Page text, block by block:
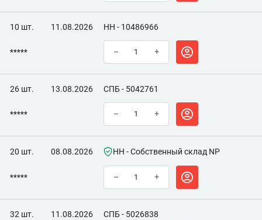
10 шт. 11.08.2026 НН - 10486966
***** – +
26 шт. 13.08.2026 СПБ - 5042761
***** – +
20 шт. 08.08.2026 НН - Собственный склад NP
***** – +
32 шт. 11.08.2026 СПБ - 5026838